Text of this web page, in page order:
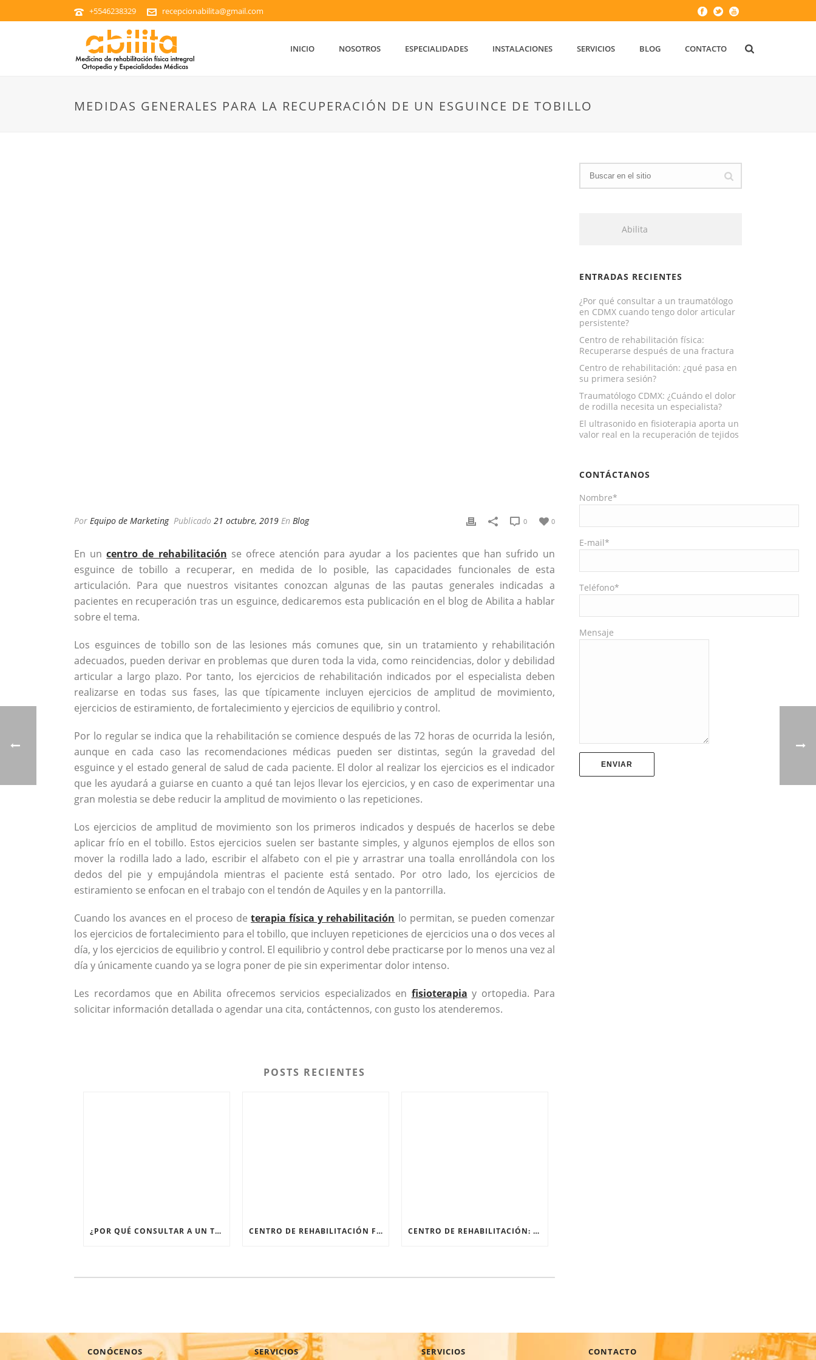
+5546238329 recepcionabilita@gmail.com
INICIO NOSOTROS ESPECIALIDADES INSTALACIONES SERVICIOS BLOG CONTACTO
MEDIDAS GENERALES PARA LA RECUPERACIÓN DE UN ESGUINCE DE TOBILLO
Por Equipo de Marketing Publicado 21 octubre, 2019 En Blog 0
0
En uncentro de rehabilitación se ofrece atención para ayudar a los pacientes que han sufrido un
esguince de tobillo a recuperar, en medida de lo posible, las capacidades funcionales de esta
articulación. Para que nuestros visitantes conozcan algunas de las pautas generales indicadas a
pacientes en recuperación tras un esguince, dedicaremos esta publicación en el blog de Abilita a hablar
sobre el tema.
Los esguinces de tobillo son de las lesiones más comunes que, sin un tratamiento y rehabilitación
adecuados, pueden derivar en problemas que duren toda la vida, como reincidencias, dolor y debilidad
articular a largo plazo. Por tanto, los ejercicios de rehabilitación indicados por el especialista deben
realizarse en todas sus fases, las que típicamente incluyen ejercicios de amplitud de movimiento,
ejercicios de estiramiento, de fortalecimiento y ejercicios de equilibrio y control.
Por lo regular se indica que la rehabilitación se comience después de las 72 horas de ocurrida la lesión,
aunque en cada caso las recomendaciones médicas pueden ser distintas, según la gravedad del
esguince y el estado general de salud de cada paciente. El dolor al realizar los ejercicios es el indicador
que les ayudará a guiarse en cuanto a qué tan lejos llevar los ejercicios, y en caso de experimentar una
gran molestia se debe reducir la amplitud de movimiento o las repeticiones.
Los ejercicios de amplitud de movimiento son los primeros indicados y después de hacerlos se debe
aplicar frío en el tobillo. Estos ejercicios suelen ser bastante simples, y algunos ejemplos de ellos son
mover la rodilla lado a lado, escribir el alfabeto con el pie y arrastrar una toalla enrollándola con los
dedos del pie y empujándola mientras el paciente está sentado. Por otro lado, los ejercicios de
estiramiento se enfocan en el trabajo con el tendón de Aquiles y en la pantorrilla.
Cuando los avances en el proceso deterapia física y rehabilitación lo permitan, se pueden comenzar
los ejercicios de fortalecimiento para el tobillo, que incluyen repeticiones de ejercicios una o dos veces al
día, y los ejercicios de equilibrio y control. El equilibrio y control debe practicarse por lo menos una vez al
día y únicamente cuando ya se logra poner de pie sin experimentar dolor intenso.
Les recordamos que en Abilita ofrecemos servicios especializados en fisioterapia y ortopedia. Para
solicitar información detallada o agendar una cita, contáctennos, con gusto los atenderemos.
POSTS RECIENTES
¿POR QUÉ CONSULTAR A UN TRAUMATÓLOGO EN CDMX CUANDO TENGO DOLOR ARTICULAR PERSISTENTE? CENTRO DE REHABILITACIÓN FÍSICA: RECUPERARSE DESPUÉS DE UNA FRACTURA CENTRO DE REHABILITACIÓN: ¿QUÉ PASA EN SU PRIMERA SESIÓN?
Abilita
ENTRADAS RECIENTES
¿Por qué consultar a un traumatólogo
en CDMX cuando tengo dolor articular
persistente?
Centro de rehabilitación física:
Recuperarse después de una fractura
Centro de rehabilitación: ¿qué pasa en
su primera sesión?
Traumatólogo CDMX: ¿Cuándo el dolor
de rodilla necesita un especialista?
El ultrasonido en fisioterapia aporta un
valor real en la recuperación de tejidos
CONTÁCTANOS
Nombre*
E-mail*
Teléfono*
Mensaje
CONÓCENOS SERVICIOS SERVICIOS CONTACTO